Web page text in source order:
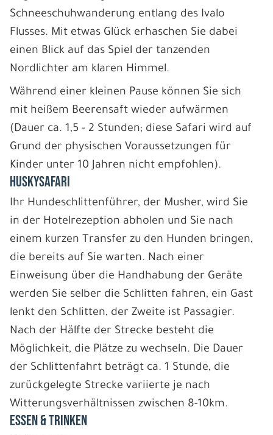
Schneeschuhwanderung entlang des Ivalo
Flusses. Mit etwas Glück erhaschen Sie dabei
einen Blick auf das Spiel der tanzenden
Nordlichter am klaren Himmel.
Während einer kleinen Pause können Sie sich
mit heißem Beerensaft wieder aufwärmen
(Dauer ca. 1,5 - 2 Stunden; diese Safari wird auf
Grund der physischen Voraussetzungen für
Kinder unter 10 Jahren nicht empfohlen).
HUSKYSAFARI
Ihr Hundeschlittenführer, der Musher, wird Sie
in der Hotelrezeption abholen und Sie nach
einem kurzen Transfer zu den Hunden bringen,
die bereits auf Sie warten. Nach einer
Einweisung über die Handhabung der Geräte
werden Sie selber die Schlitten fahren, ein Gast
lenkt den Schlitten, der Zweite ist Passagier.
Nach der Hälfte der Strecke besteht die
Möglichkeit, die Plätze zu wechseln. Die Dauer
der Schlittenfahrt beträgt ca. 1 Stunde, die
zurückgelegte Strecke variierte je nach
Witterungsverhältnissen zwischen 8-10km.
ESSEN & TRINKEN